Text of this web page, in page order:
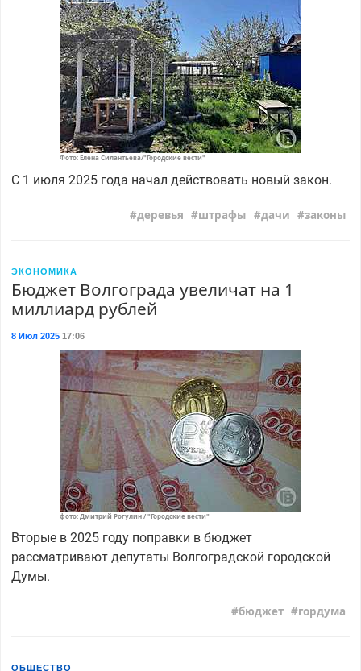
Фото: Елена Силантьева/"Городские вести"
С 1 июля 2025 года начал действовать новый закон.
деревья штрафы дачи законы
ЭКОНОМИКА
Бюджет Волгограда увеличат на 1
миллиард рублей
8 Июл 202517:06
фото: Дмитрий Рогулин / "Городские вести"
Вторые в 2025 году поправки в бюджет
рассматривают депутаты Волгоградской городской
Думы.
бюджет гордума
ОБЩЕСТВО